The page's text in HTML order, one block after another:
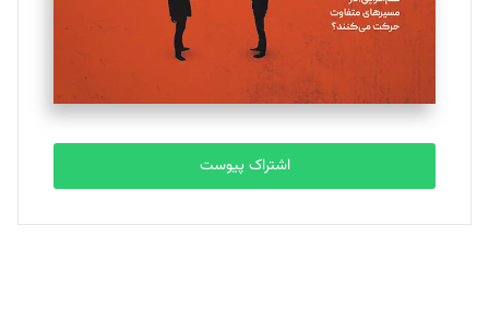
تحریریه
مصطفی مسجدی آرانی
تحریریه
بابک نقاش
تحریریه
اشتراک پیوست